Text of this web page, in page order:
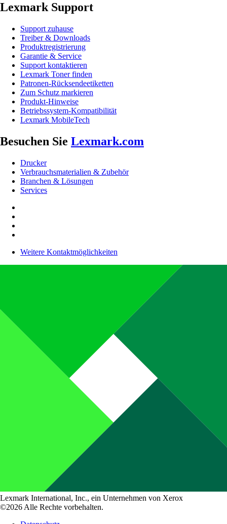
Lexmark Support
Support zuhause
Treiber & Downloads
Produktregistrierung
Garantie & Service
Support kontaktieren
Lexmark Toner finden
Patronen-Rücksendeetiketten
Zum Schutz markieren
Produkt-Hinweise
Betriebssystem-Kompatibilität
Lexmark MobileTech
Besuchen Sie Lexmark.com
Drucker
Verbrauchsmaterialien & Zubehör
Branchen & Lösungen
Services
Weitere Kontaktmöglichkeiten
Lexmark International, Inc., ein Unternehmen von Xerox
©2026 Alle Rechte vorbehalten.